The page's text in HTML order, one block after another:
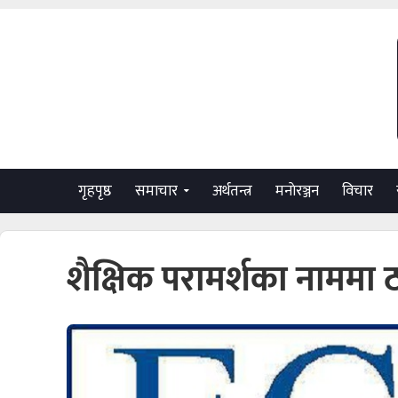
गृहपृष्ठ समाचार अर्थतन्त्र मनाेरञ्जन विचार
शैक्षिक परामर्शका